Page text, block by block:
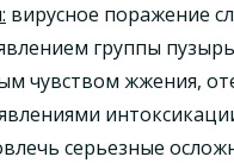
вирусное поражение
группы
чувством жжения,
серьезные